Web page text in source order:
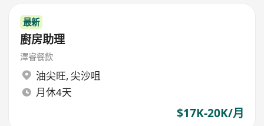
最新
廚房助理
澤睿餐飲
油尖旺, 尖沙咀
月休4天
$17K-20K/月